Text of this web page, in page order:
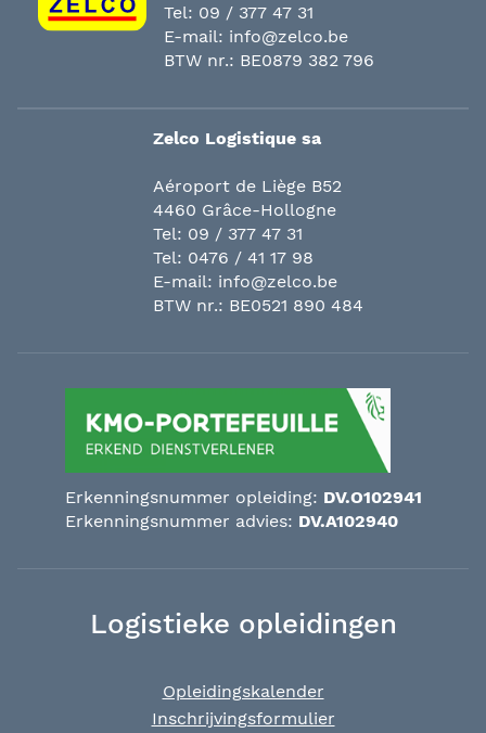
Tel: 09 / 377 47 31
E-mail: info@zelco.be
BTW nr.: BE0879 382 796
Erkenningsnummer opleiding: DV.O102941
Erkenningsnummer advies: DV.A102940
Zelco Logistique sa
Aéroport de Liège B52
4460 Grâce-Hollogne
Tel: 09 / 377 47 31
Tel: 0476 / 41 17 98
E-mail: info@zelco.be
BTW nr.: BE0521 890 484
Logistieke opleidingen
Opleidingskalender
Inschrijvingsformulier